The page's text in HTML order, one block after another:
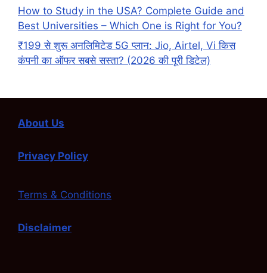
How to Study in the USA? Complete Guide and
Best Universities – Which One is Right for You?
₹199 से शुरू अनलिमिटेड 5G प्लान: Jio, Airtel, Vi किस
कंपनी का ऑफर सबसे सस्ता? (2026 की पूरी डिटेल)
About Us
Privacy Policy
Terms & Conditions
Disclaimer